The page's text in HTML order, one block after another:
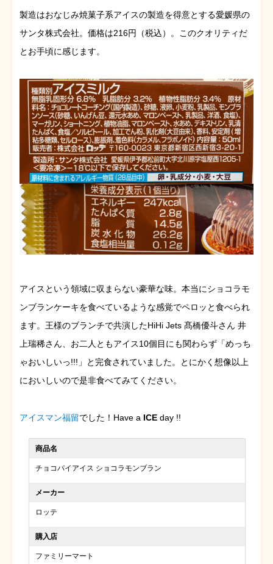
製造はおなじみ焼菓子系アイスの製造を得意とする愛媛県の
サンタ株式会社。価格は216円（税込）。このクオリティだ
とお手頃に感じます。
アイスという領域に収まらない豪華な味。本当にショコラモ
ンブランケーキを食べているような感覚でペロッと食べられ
ます。王様のブランチで共演したHiHi Jets 髙橋優斗さん 井
上瑞稀さん、お二人ともアイス10個目にも関わらず「めっち
ゃおいしいっ!!!」と完食されていました。とにかく想像以上
においしいので是非食べてみてください。
アイスマン福留でした！Have a ICE day !!
商品名
チョコパイアイス ショコラモンブラン
メーカー
ロッテ
購入店
ファミリーマート